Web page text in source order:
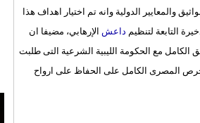
والمعايير الدولية وانه تم اختيار اهداف هذا
التابعة لتنظيم داعش الإرهابي، مضيفا ان
مع الحكومة الليبية الشرعية التى طلبت
المصرى الكامل على الحفاظ على ارواح